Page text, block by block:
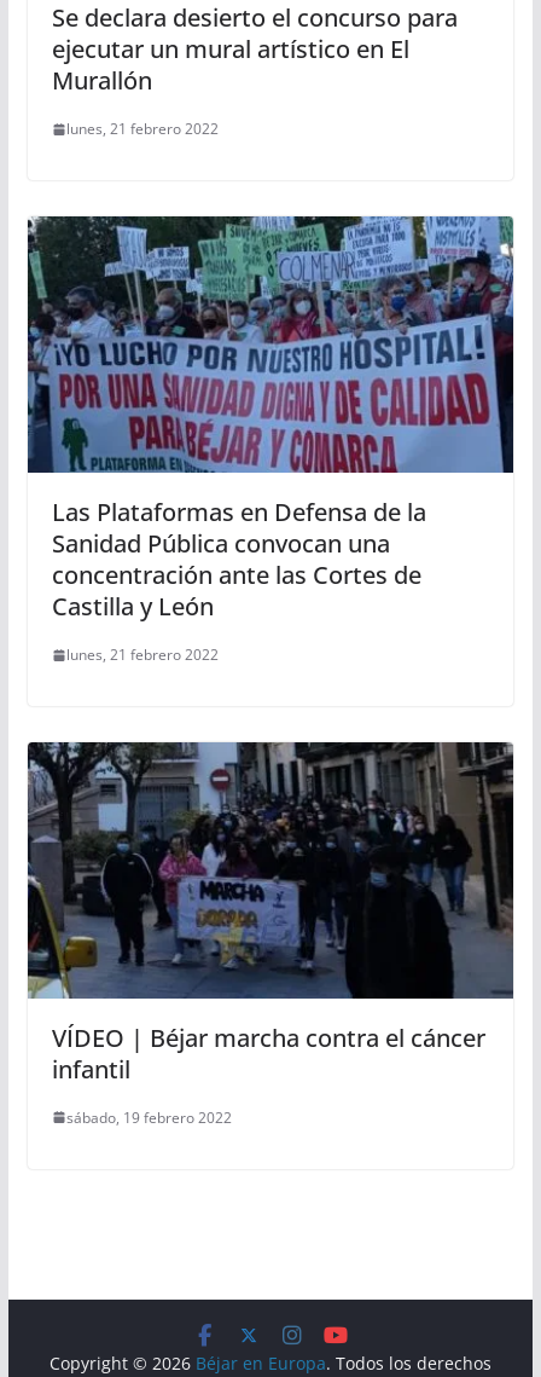
Se declara desierto el concurso para
ejecutar un mural artístico en El
Murallón
lunes, 21 febrero 2022
Las Plataformas en Defensa de la
Sanidad Pública convocan una
concentración ante las Cortes de
Castilla y León
lunes, 21 febrero 2022
VÍDEO | Béjar marcha contra el cáncer
infantil
sábado, 19 febrero 2022
Copyright © 2026 Béjar en Europa. Todos los derechos